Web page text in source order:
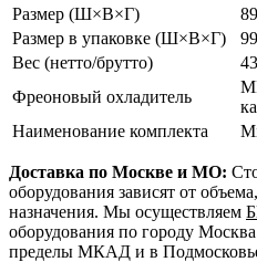
Размер (Ш×В×Г)
Размер в упаковке (Ш×В×Г)
Вес (нетто/брутто)
Фреоновый охладитель
Наименование комплекта
Доставка по Москве и МО:
оборудования зависят от
назначения. Мы осуществляем
оборудования по городу
пределы МКАД и в